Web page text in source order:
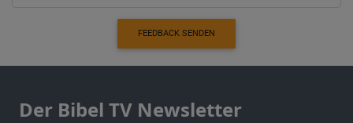
FEEDBACK SENDEN
Der Bibel TV Newsletter